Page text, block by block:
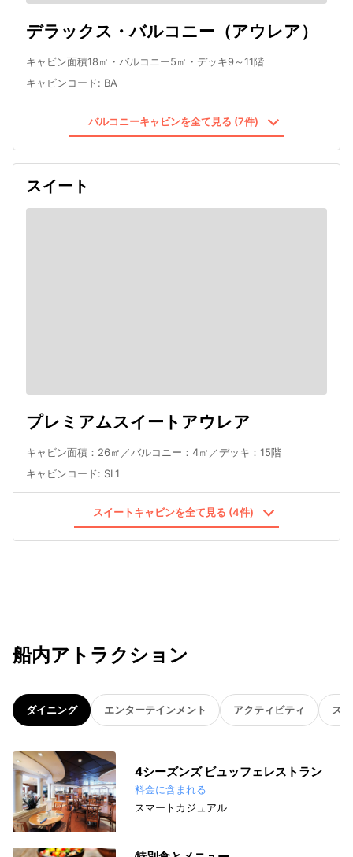
デラックス・バルコニー（アウレア）
キャビン面積18㎡・バルコニー5㎡・デッキ9～11階
キャビンコード: BA
バルコニーキャビンを全て見る (7件)
スイート
プレミアムスイートアウレア
キャビン面積：26㎡／バルコニー：4㎡／デッキ：15階
キャビンコード: SL1
スイートキャビンを全て見る (4件)
船内アトラクション
ダイニング エンターテインメント アクティビティ ス
4シーズンズ ビュッフェレストラン
料金に含まれる
スマートカジュアル